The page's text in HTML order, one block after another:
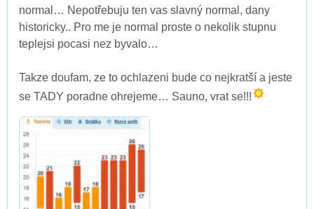
normal… Nepotřebuju ten vas slavný normal, dany
historicky.. Pro me je normal proste o nekolik stupnu
teplejsi pocasi nez byvalo…
Takze doufam, ze to ochlazeni bude co nejkratší a jeste
se TADY poradne ohrejeme… Sauno, vrat se!!!